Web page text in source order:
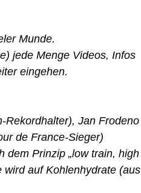
Munde.
jede Menge Videos, Infos
eingehen.
Rekordhalter), Jan Frodeno
de France-Sieger)
dem Prinzip „low train, high
wird auf Kohlenhydrate (aus